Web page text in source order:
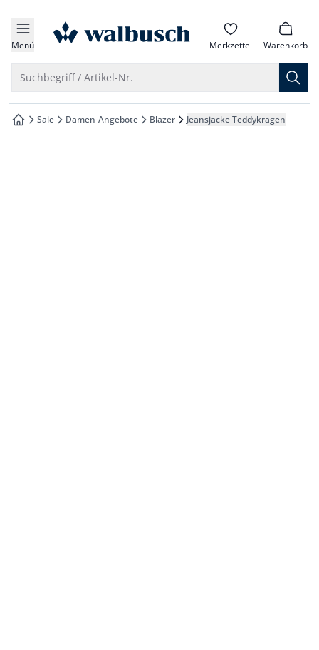
springen
springen
springen
springen
Menü zur Startseite Merkzettel Warenkorb
Suchbegriff / Artikel-Nr.
zur Startseite
Sale Damen-Angebote Blazer Jeansjacke Teddykragen